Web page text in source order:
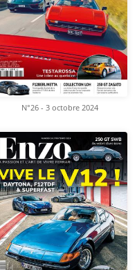
N°26 - 3 octobre 2024